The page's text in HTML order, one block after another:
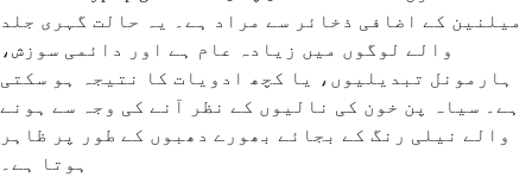
میلنین کے اضافی ذخائر سے مراد ہے۔ یہ حالت گہری جلد
والے لوگوں میں زیادہ عام ہے اور دائمی سوزش،
ہارمونل تبدیلیوں، یا کچھ ادویات کا نتیجہ ہو سکتی
ہے۔ سیاہ پن خون کی نالیوں کے نظر آنے کی وجہ سے ہونے
والے نیلی رنگ کے بجائے بھورے دھبوں کے طور پر ظاہر
ہوتا ہے۔